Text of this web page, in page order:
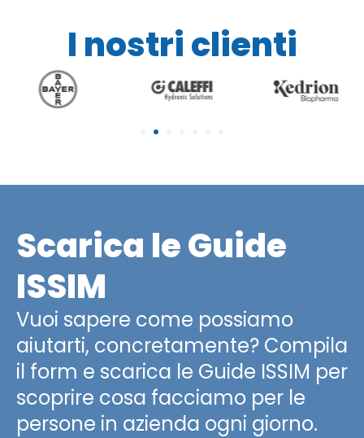
I nostri clienti
Scarica le Guide
ISSIM
Vuoi sapere come possiamo
aiutarti, concretamente? Compila
il form e scarica le Guide ISSIM per
scoprire cosa facciamo per le
persone in azienda ogni giorno.